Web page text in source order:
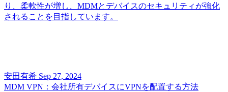
り、柔軟性が増し、MDMとデバイスのセキュリティが強化
されることを目指しています。
安田有希 Sep 27, 2024
MDM VPN：会社所有デバイスにVPNを配置する方法